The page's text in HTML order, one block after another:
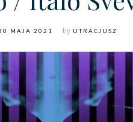
MAJA 2021 by UTRACJUSZ